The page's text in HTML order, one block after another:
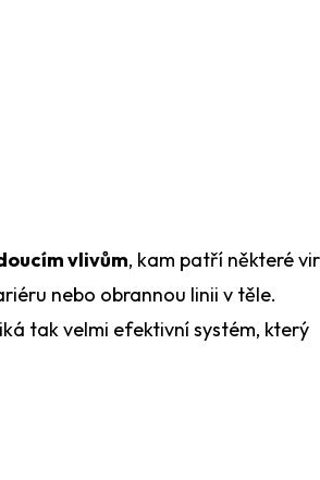
vlivům, kam patří některé
nebo obrannou linii v těle.
tak velmi efektivní systém, který